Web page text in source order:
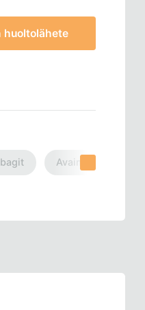
huoltolähete
Avaimet